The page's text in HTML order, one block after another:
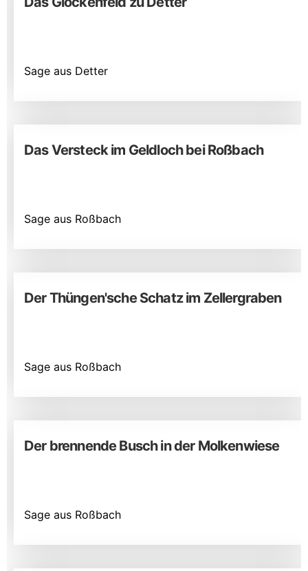
Sage aus Detter
Das Versteck im Geldloch bei Roßbach
Sage aus Roßbach
Der Thüngen'sche Schatz im Zellergraben
Sage aus Roßbach
Der brennende Busch in der Molkenwiese
Sage aus Roßbach